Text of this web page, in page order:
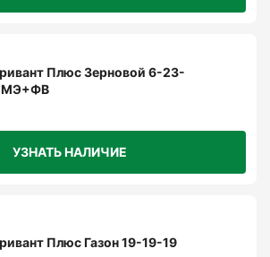
Плюс Зерновой 6-23-
УЗНАТЬ НАЛИЧИЕ
Плюс Газон 19-19-19